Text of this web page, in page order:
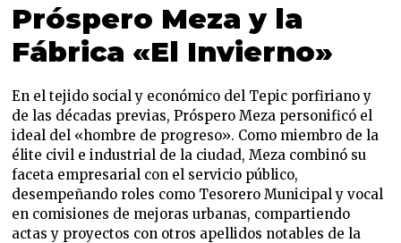
Próspero Meza y la
Fábrica «El Invierno»
En el tejido social y económico del Tepic porfiriano y
de las décadas previas, Próspero Meza personificó el
ideal del «hombre de progreso». Como miembro de la
élite civil e industrial de la ciudad, Meza combinó su
faceta empresarial con el servicio público,
desempeñando roles como Tesorero Municipal y vocal
en comisiones de mejoras urbanas, compartiendo
actas y proyectos con otros apellidos notables de la